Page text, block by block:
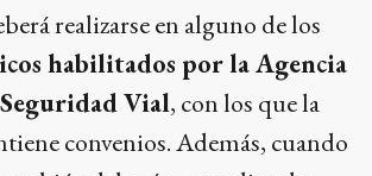
realizarse en alguno de los
habilitados por la Agencia
Vial, con los que la
convenios. Además, cuando